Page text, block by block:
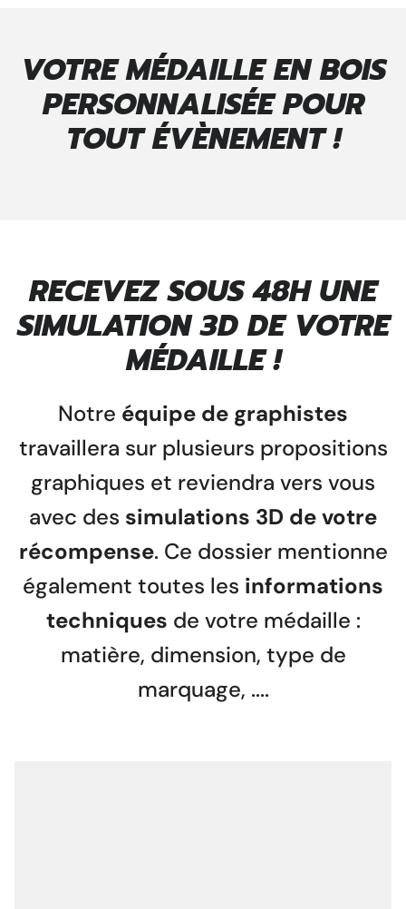
VOTRE MÉDAILLE EN BOIS
PERSONNALISÉE POUR
TOUT ÉVÈNEMENT !
RECEVEZ SOUS 48H UNE
SIMULATION 3D DE VOTRE
MÉDAILLE !
Notre équipe de graphistes
travaillera sur plusieurs propositions
graphiques et reviendra vers vous
avec des simulations 3D de votre
récompense. Ce dossier mentionne
également toutes les informations
techniques de votre médaille :
matière, dimension, type de
marquage, ....